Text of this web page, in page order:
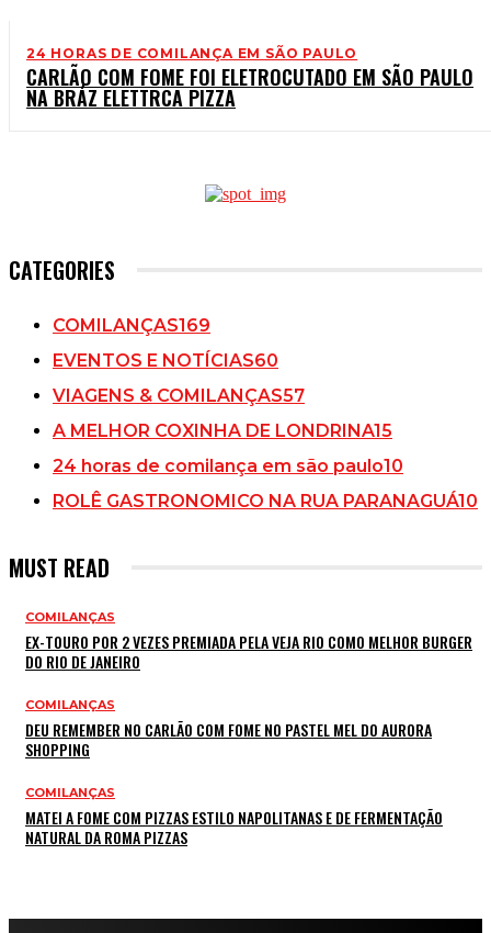
24 HORAS DE COMILANÇA EM SÃO PAULO
CARLÃO COM FOME FOI ELETROCUTADO EM SÃO PAULO
NA BRÁZ ELETTRCA PIZZA
CATEGORIES
COMILANÇAS169
EVENTOS E NOTÍCIAS60
VIAGENS & COMILANÇAS57
A MELHOR COXINHA DE LONDRINA15
24 horas de comilança em são paulo10
ROLÊ GASTRONOMICO NA RUA PARANAGUÁ10
MUST READ
COMILANÇAS
EX-TOURO POR 2 VEZES PREMIADA PELA VEJA RIO COMO MELHOR BURGER
DO RIO DE JANEIRO
COMILANÇAS
DEU REMEMBER NO CARLÃO COM FOME NO PASTEL MEL DO AURORA
SHOPPING
COMILANÇAS
MATEI A FOME COM PIZZAS ESTILO NAPOLITANAS E DE FERMENTAÇÃO
NATURAL DA ROMA PIZZAS